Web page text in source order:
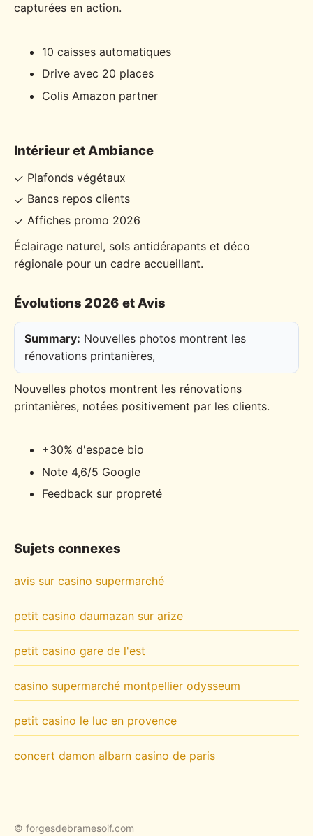
capturées en action.
10 caisses automatiques
Drive avec 20 places
Colis Amazon partner
Intérieur et Ambiance
✓ Plafonds végétaux
✓ Bancs repos clients
✓ Affiches promo 2026
Éclairage naturel, sols antidérapants et déco
régionale pour un cadre accueillant.
Évolutions 2026 et Avis
Summary: Nouvelles photos montrent les
rénovations printanières,
Nouvelles photos montrent les rénovations
printanières, notées positivement par les clients.
+30% d'espace bio
Note 4,6/5 Google
Feedback sur propreté
Sujets connexes
avis sur casino supermarché
petit casino daumazan sur arize
petit casino gare de l'est
casino supermarché montpellier odysseum
petit casino le luc en provence
concert damon albarn casino de paris
© forgesdebramesoif.com